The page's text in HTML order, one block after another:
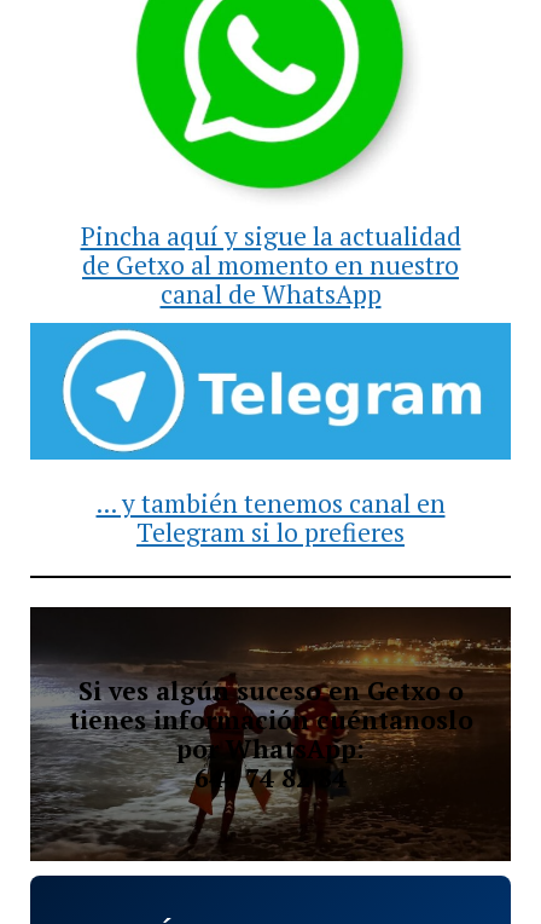
Pincha aquí y sigue la actualidad
de Getxo al momento en nuestro
canal de WhatsApp
... y también tenemos canal en
Telegram si lo prefieres
Si ves algún suceso en Getxo o
tienes información cuéntanoslo
por WhatsApp:
644 74 82 84